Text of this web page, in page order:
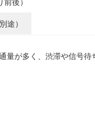
途）
が多く、渋滞や信号待